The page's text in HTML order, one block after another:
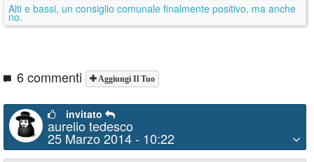
Alti e bassi, un consiglio comunale finalmente positivo, ma anche
no.
6 commenti Aggiungi Il Tuo
invitato
aurelio tedesco
25 Marzo 2014 - 10:22